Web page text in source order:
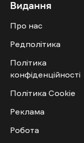
Видання
Про нас
Редполітика
Політика
конфіденційності
Політика Cookie
Реклама
Робота